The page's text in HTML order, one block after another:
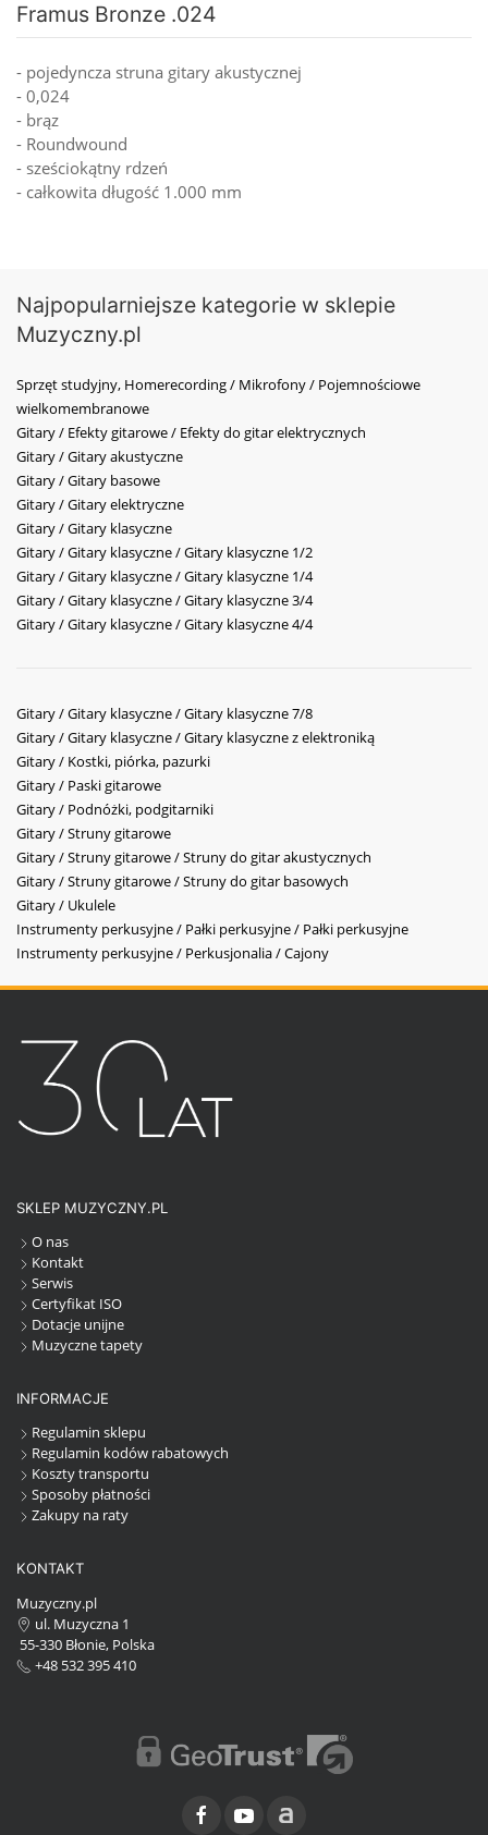
Framus Bronze .024
- pojedyncza struna gitary akustycznej
- 0,024
- brąz
- Roundwound
- sześciokątny rdzeń
- całkowita długość 1.000 mm
Najpopularniejsze kategorie w sklepie
Muzyczny.pl
Sprzęt studyjny, Homerecording / Mikrofony / Pojemnościowe
wielkomembranowe
Gitary / Efekty gitarowe / Efekty do gitar elektrycznych
Gitary / Gitary akustyczne
Gitary / Gitary basowe
Gitary / Gitary elektryczne
Gitary / Gitary klasyczne
Gitary / Gitary klasyczne / Gitary klasyczne 1/2
Gitary / Gitary klasyczne / Gitary klasyczne 1/4
Gitary / Gitary klasyczne / Gitary klasyczne 3/4
Gitary / Gitary klasyczne / Gitary klasyczne 4/4
Gitary / Gitary klasyczne / Gitary klasyczne 7/8
Gitary / Gitary klasyczne / Gitary klasyczne z elektroniką
Gitary / Kostki, piórka, pazurki
Gitary / Paski gitarowe
Gitary / Podnóżki, podgitarniki
Gitary / Struny gitarowe
Gitary / Struny gitarowe / Struny do gitar akustycznych
Gitary / Struny gitarowe / Struny do gitar basowych
Gitary / Ukulele
Instrumenty perkusyjne / Pałki perkusyjne / Pałki perkusyjne
Instrumenty perkusyjne / Perkusjonalia / Cajony
SKLEP MUZYCZNY.PL
O nas
Kontakt
Serwis
Certyfikat ISO
Dotacje unijne
Muzyczne tapety
INFORMACJE
Regulamin sklepu
Regulamin kodów rabatowych
Koszty transportu
Sposoby płatności
Zakupy na raty
KONTAKT
Muzyczny.pl
ul. Muzyczna 1
55-330 Błonie, Polska
+48 532 395 410